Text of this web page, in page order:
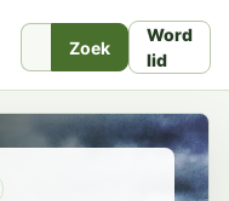
Zoek
Word
lid